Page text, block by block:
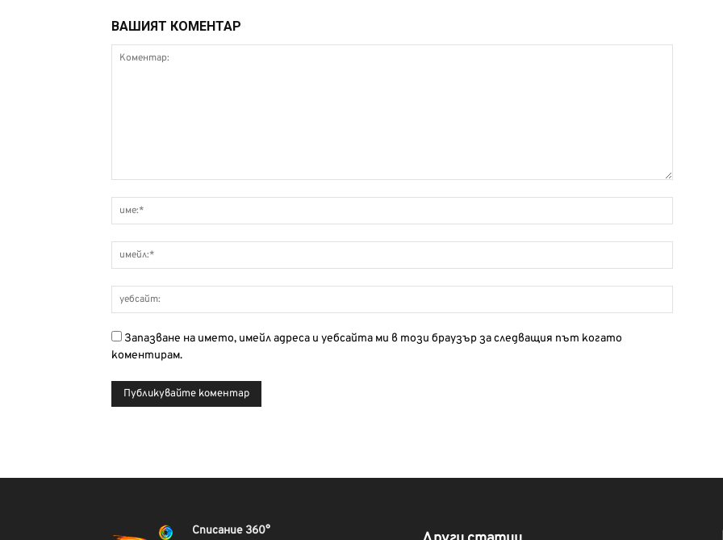
ВАШИЯТ КОМЕНТАР
Запазване на името, имейл адреса и уебсайта ми в този браузър за следващия път когато
коментирам.
Списание 360°